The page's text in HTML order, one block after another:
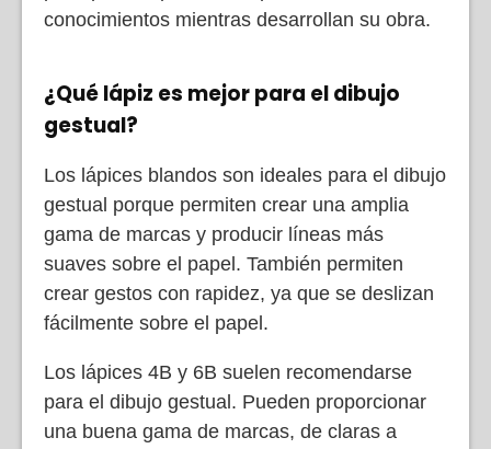
conocimientos mientras desarrollan su obra.
¿Qué lápiz es mejor para el dibujo
gestual?
Los lápices blandos son ideales para el dibujo
gestual porque permiten crear una amplia
gama de marcas y producir líneas más
suaves sobre el papel. También permiten
crear gestos con rapidez, ya que se deslizan
fácilmente sobre el papel.
Los lápices 4B y 6B suelen recomendarse
para el dibujo gestual. Pueden proporcionar
una buena gama de marcas, de claras a